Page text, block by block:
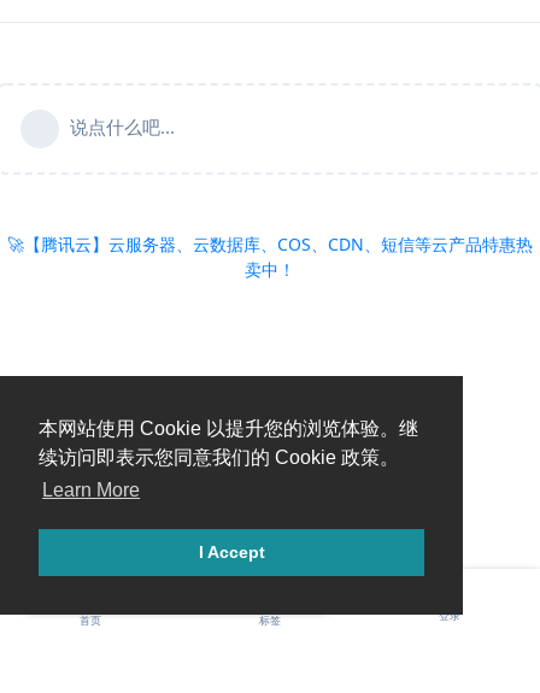
本网站使用 Cookie 以提升您的浏览体验。继
续访问即表示您同意我们的 Cookie 政策。
Learn More
I Accept
说点什么吧...
🚀【腾讯云】云服务器、云数据库、COS、CDN、短信等云产品特惠热
卖中！
糟糕，出错啦！请刷新页面重试。
首页 标签 登录